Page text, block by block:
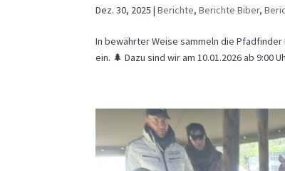
Dez. 30, 2025 |Berichte,Berichte Biber,
In bewährter Weise sammeln die
ein. 🌲 Dazu sind wir am 10.01.2026 ab